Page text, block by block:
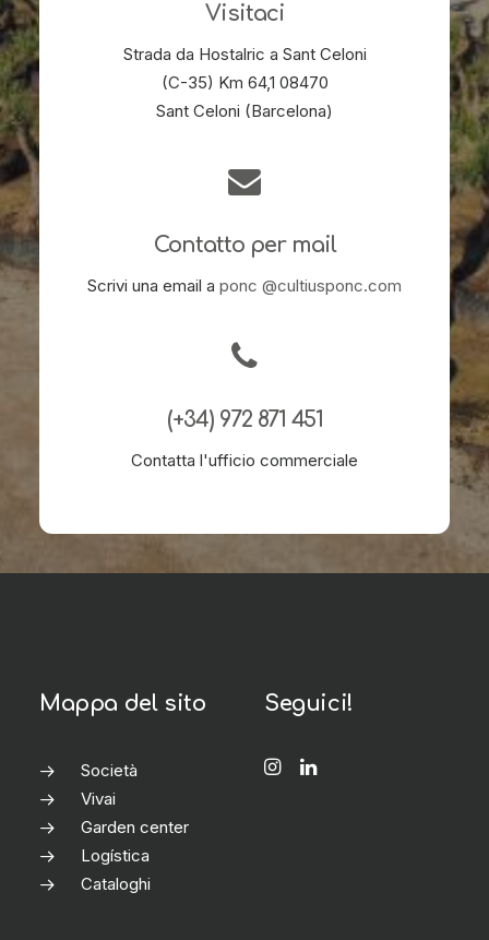
Visitaci
Strada da Hostalric a Sant Celoni
(C-35) Km 64,1 08470
Sant Celoni (Barcelona)
Contatto per mail
Scrivi una email a ponc @cultiusponc.com
(+34) 972 871 451
Contatta l'ufficio commerciale
Mappa del sito
Società
Vivai
Garden center
Logística
Cataloghi
Seguici!